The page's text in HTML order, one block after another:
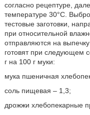
согласно рецептуре,
температуре 30°С.
тестовые заготовки,
при относительной
отправляются на
готовят при следующем
г на 100 г муки:
мука пшеничная
соль пищевая – 1,3;
дрожжи хлебопекарные